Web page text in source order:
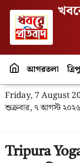
আগরতলা
Friday, 7 August
শুক্রবার, ৭ আগস্ট ২০২৬
Tripura